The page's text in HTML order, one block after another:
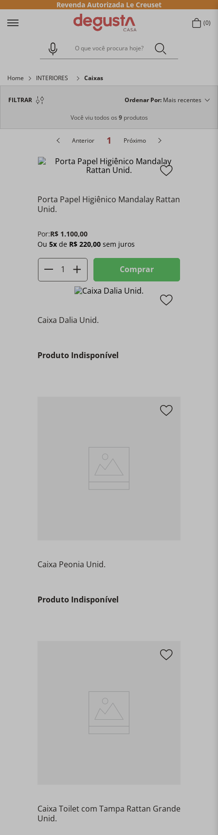
Revenda Autorizada Le Creuset
0
O que você procura hoje?
Home INTERIORES Caixas
FILTRAR Ordenar Por Mais recentes
Você viu todos os 9produtos
Anterior 1 Próximo
Porta Papel Higiênico Mandalay Rattan
Unid.
Por:R$ 1.100,00
Ou 5x de R$ 220,00 sem juros
Comprar
Caixa Dalia Unid.
Produto Indisponível
Caixa Peonia Unid.
Produto Indisponível
Caixa Toilet com Tampa Rattan Grande
Unid.